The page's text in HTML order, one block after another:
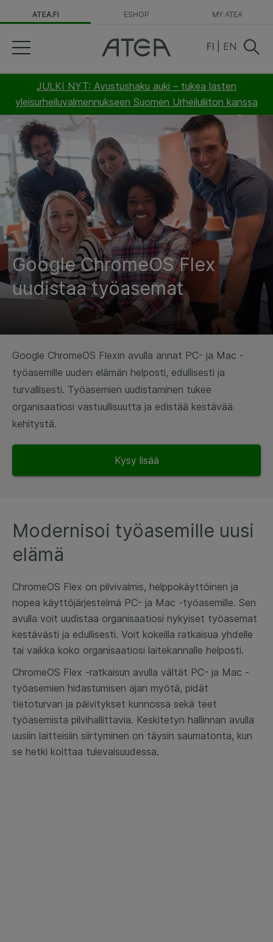
ATEA.FI ESHOP MY ATEA
JULKI NYT: Avustushaku auki – tukea lasten
yleisurheiluvalmennukseen Suomen Urheiluliiton kanssa
FI EN
Google ChromeOS Flex
uudistaa työasemat
Google ChromeOS Flexin avulla annat PC- ja Mac -
työasemille uuden elämän helposti, edullisesti ja
turvallisesti. Työasemien uudistaminen tukee
organisaatiosi vastuullisuutta ja edistää kestävää
kehitystä.
Kysy lisää
Modernisoi työasemille uusi
elämä
ChromeOS Flex on pilvivalmis, helppokäyttöinen ja
nopea käyttöjärjestelmä PC- ja Mac -työasemille. Sen
avulla voit uudistaa organisaatiosi nykyiset työasemat
kestävästi ja edullisesti. Voit kokeilla ratkaisua yhdelle
tai vaikka koko organisaatiosi laitekannalle helposti.
ChromeOS Flex -ratkaisun avulla vältät PC- ja Mac -
työasemien hidastumisen ajan myötä, pidät
tietoturvan ja päivitykset kunnossa sekä teet
työasemista pilvihallittavia. Keskitetyn hallinnan avulla
uusiin laitteisiin siirtyminen on täysin saumatonta, kun
se hetki koittaa tulevaisuudessa.